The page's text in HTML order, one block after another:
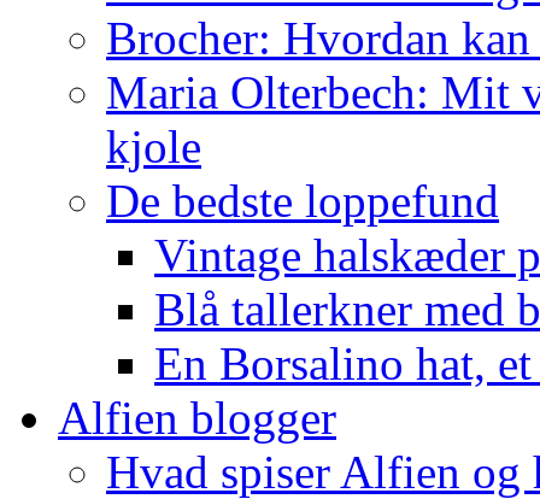
Brocher: Hvordan
Maria Olterbech: Mit
kjole
De bedste loppefund
Vintage halskæder
Blå tallerkner med
En Borsalino hat,
Alfien blogger
Hvad spiser Alfien og